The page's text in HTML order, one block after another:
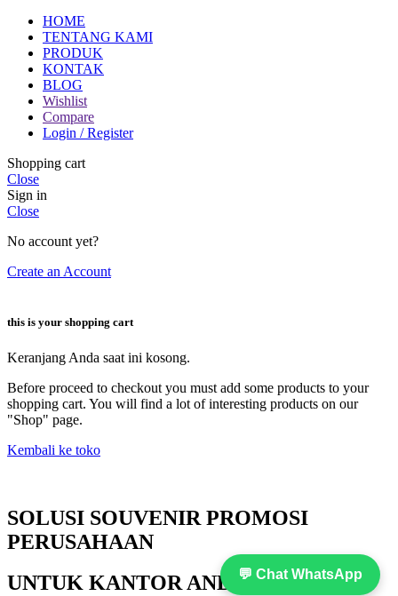
💬 Chat WhatsApp
HOME
TENTANG KAMI
PRODUK
KONTAK
BLOG
Wishlist
Compare
Login / Register
Shopping cart
Close
Sign in
Close
No account yet?
Create an Account
this is your shopping cart
Keranjang Anda saat ini kosong.
Before proceed to checkout you must add some products to your
shopping cart. You will find a lot of interesting products on our
"Shop" page.
Kembali ke toko
SOLUSI SOUVENIR PROMOSI
PERUSAHAAN
UNTUK KANTOR ANDA!